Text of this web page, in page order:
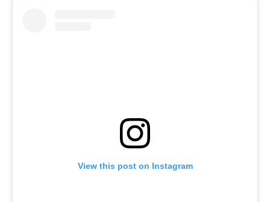
View this post on Instagram